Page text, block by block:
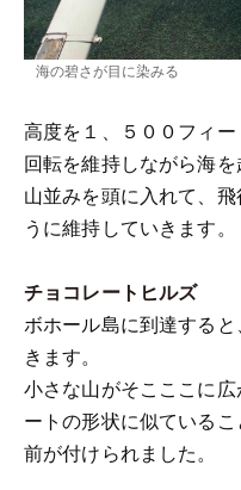
海の碧さが目に染みる
高度を１、５００フィ
回転を維持しながら海
山並みを頭に入れて、
うに維持していきます。
チョコレートヒルズ
ボホール島に到達する
きます。
小さな山がそこここに
ートの形状に似ている
前が付けられました。